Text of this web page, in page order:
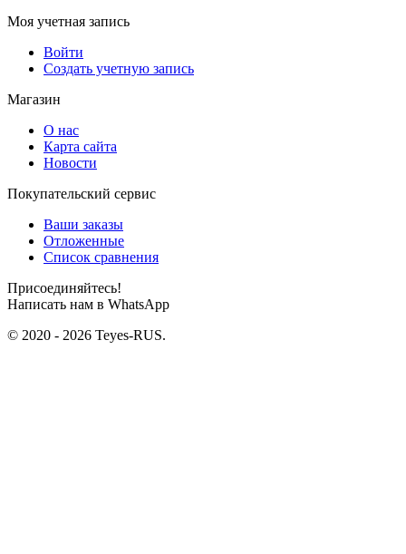
Моя учетная запись
Войти
Создать учетную запись
Магазин
О нас
Карта сайта
Новости
Покупательский сервис
Ваши заказы
Отложенные
Список сравнения
Присоединяйтесь!
Написать нам в WhatsApp
© 2020 - 2026 Teyes-RUS.